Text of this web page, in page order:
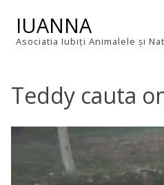
content
IUANNA
Asociatia Iubiți Animalele și
Teddy cauta